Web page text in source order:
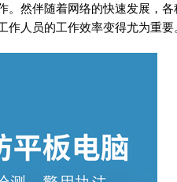
。然伴随着网络的快速发展，各
作人员的工作效率变得尤为重要